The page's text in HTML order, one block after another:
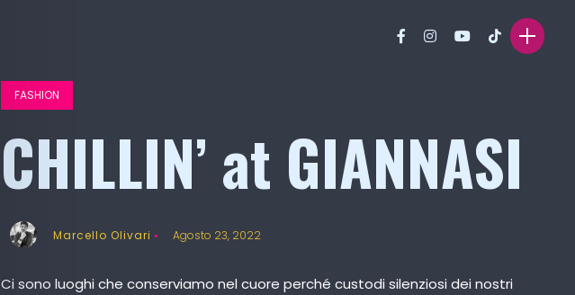
FASHION
CHILLIN’ at GIANNASI
Marcello Olivari Agosto 23, 2022
Ci sono luoghi che conserviamo nel cuore perché custodi silenziosi dei nostri